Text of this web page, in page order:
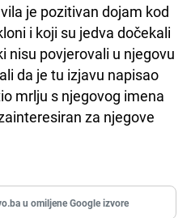
je pozitivan dojam kod
i koji su jedva dočekali
nisu povjerovali u njegovu
da je tu izjavu napisao
mrlju s njegovog imena
za njegove
u omiljene Google izvore